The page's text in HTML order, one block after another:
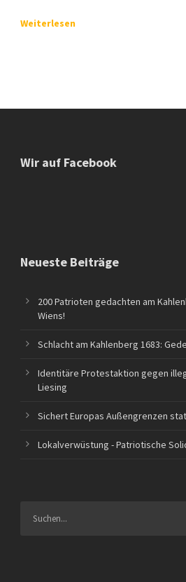
Weiterlesen
Wir auf Facebook
Neueste Beiträge
200 Patrioten gedachten am
Wiens!
Schlacht am Kahlenberg 1683:
Identitäre Protestaktion gegen
Liesing
Sichert Europas Außengrenzen
Lokalverwüstung - Patriotische